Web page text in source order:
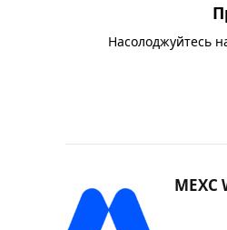
Насолоджуйтесь
MEXC